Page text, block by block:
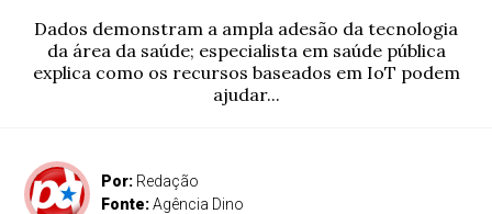
Dados demonstram a ampla adesão da tecnologia
da área da saúde; especialista em saúde pública
explica como os recursos baseados em IoT podem
ajudar...
Por: Redação
Fonte:Agência Dino